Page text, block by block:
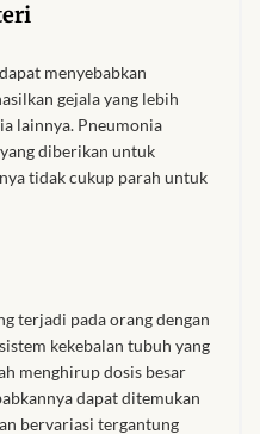
Décor
African Furniture & Rugs
African Tablecloths and
Table mats
African Bathroom
Accessories
African Towels
menyebabkan
gejala yang lebih
lainnya. Pneumonia
diberikan untuk
tidak cukup parah untuk
terjadi pada orang dengan
kekebalan tubuh yang
menghirup dosis besar
dapat ditemukan
bervariasi tergantung